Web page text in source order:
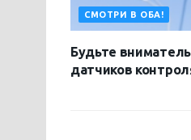
СМОТРИ В ОБА!
Будьте
датчиков